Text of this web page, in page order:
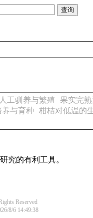
工驯养与繁殖 果实完
与育种 柑桔对低温的
究的有利工具。
Reserved
8/6 14:49:38